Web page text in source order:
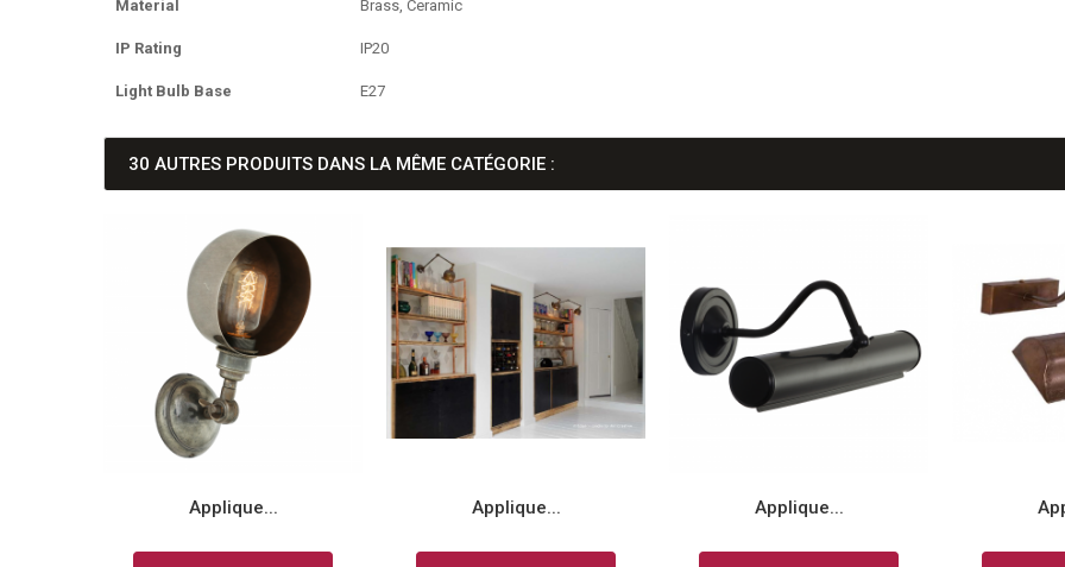
Material Brass, Ceramic
IP Rating IP20
Light Bulb Base E27
30 AUTRES PRODUITS DANS LA MÊME CATÉGORIE :
Applique... Applique... Applique...